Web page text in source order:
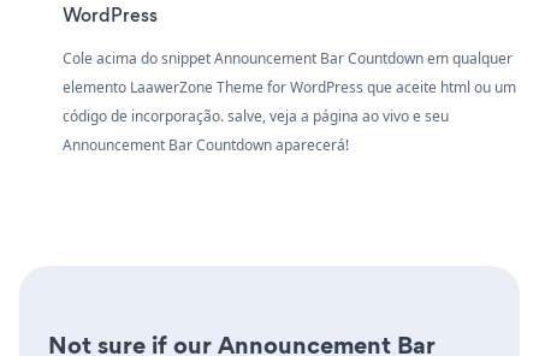
WordPress
Cole acima do snippet Announcement Bar Countdown em qualquer
elemento LaawerZone Theme for WordPress que aceite html ou um
código de incorporação. salve, veja a página ao vivo e seu
Announcement Bar Countdown aparecerá!
Not sure if our Announcement Bar